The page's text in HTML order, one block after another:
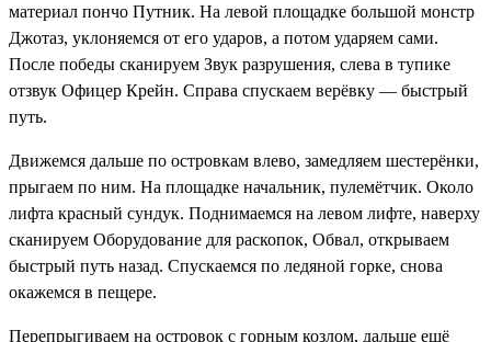
материал пончо Путник. На левой площадке большой монстр
Джотаз, уклоняемся от его ударов, а потом ударяем сами.
После победы сканируем Звук разрушения, слева в тупике
отзвук Офицер Крейн. Справа спускаем верёвку — быстрый
путь.
Движемся дальше по островкам влево, замедляем шестерёнки,
прыгаем по ним. На площадке начальник, пулемётчик. Около
лифта красный сундук. Поднимаемся на левом лифте, наверху
сканируем Оборудование для раскопок, Обвал, открываем
быстрый путь назад. Спускаемся по ледяной горке, снова
окажемся в пещере.
Перепрыгиваем на островок с горным козлом, дальше ещё